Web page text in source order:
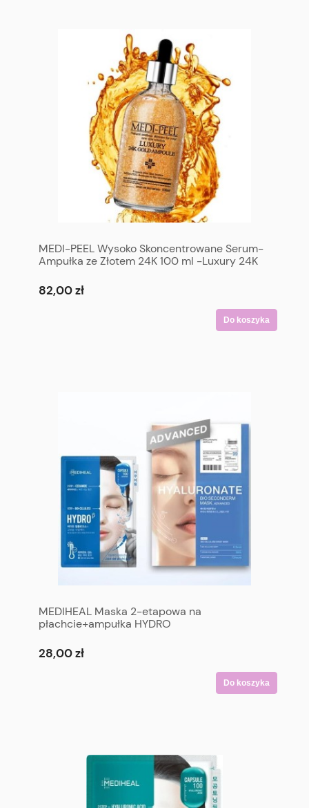
MEDI-PEEL Wysoko Skoncentrowane Serum-
Ampułka ze Złotem 24K 100 ml -Luxury 24K
82,00 zł
Do koszyka
MEDIHEAL Maska 2-etapowa na
płachcie+ampułka HYDRO
28,00 zł
Do koszyka